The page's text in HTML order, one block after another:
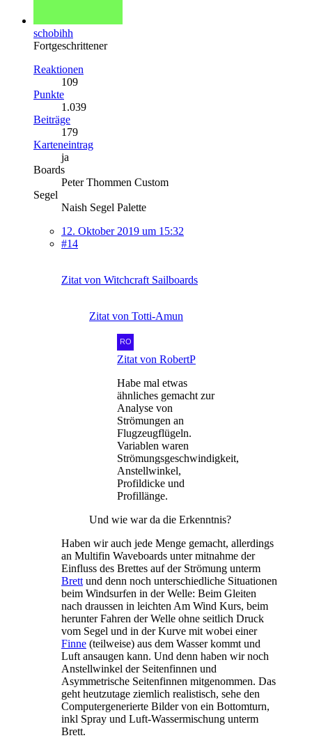
schobihh
Fortgeschrittener
Reaktionen
109
Punkte
1.039
Beiträge
179
Karteneintrag
ja
Boards
Peter Thommen Custom
Segel
Naish Segel Palette
12. Oktober 2019 um 15:32
#14
Zitat von Witchcraft Sailboards
Zitat von Totti-Amun
Zitat von RobertP
Habe mal etwas
ähnliches gemacht zur
Analyse von
Strömungen an
Flugzeugflügeln.
Variablen waren
Strömungsgeschwindigkeit,
Anstellwinkel,
Profildicke und
Profillänge.
Und wie war da die Erkenntnis?
Haben wir auch jede Menge gemacht, allerdings
an Multifin Waveboards unter mitnahme der
Einfluss des Brettes auf der Strömung unterm
Brett und denn noch unterschiedliche Situationen
beim Windsurfen in der Welle: Beim Gleiten
nach draussen in leichten Am Wind Kurs, beim
herunter Fahren der Welle ohne seitlich Druck
vom Segel und in der Kurve mit wobei einer
Finne (teilweise) aus dem Wasser kommt und
Luft ansaugen kann. Und denn haben wir noch
Anstellwinkel der Seitenfinnen und
Asymmetrische Seitenfinnen mitgenommen. Das
geht heutzutage ziemlich realistisch, sehe den
Computergenerierte Bilder von ein Bottomturn,
inkl Spray und Luft-Wassermischung unterm
Brett.